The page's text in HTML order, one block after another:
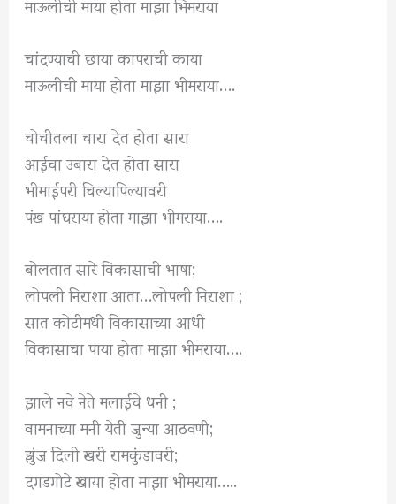
चांदण्याची छाया कापराची काया
माऊलीची माया होता माझा भीमराया….
चोचीतला चारा देत होता सारा
आईचा उबारा देत होता सारा
भीमाईपरी चिल्यापिल्यावरी
पंख पांघराया होता माझा भीमराया….
बोलतात सारे विकासाची भाषा;
लोपली निराशा आता…लोपली निराशा ;
सात कोटीमधी विकासाच्या आधी
विकासाचा पाया होता माझा भीमराया….
झाले नवे नेते मलाईचे धनी ;
वामनाच्या मनी येती जुन्या आठवणी;
झुंज दिली खरी रामकुंडावरी;
दगडगोटे खाया होता माझा भीमराया…..